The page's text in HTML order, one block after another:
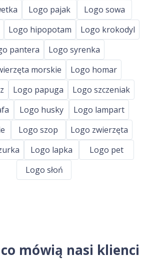
Logo pajak
Logo sowa
Logo hipopotam
Logo krokodyl
pantera
Logo syrenka
morskie
Logo homar
Logo papuga
Logo szczeniak
Logo husky
Logo lampart
Logo szop
Logo zwierzęta
Logo lapka
Logo pet
Logo słoń
mówią nasi klienci